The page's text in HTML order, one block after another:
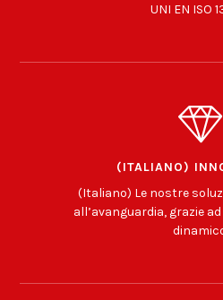
UNI EN ISO
(ITALIANO)
(Italiano) Le nostre
all’avanguardia, grazie